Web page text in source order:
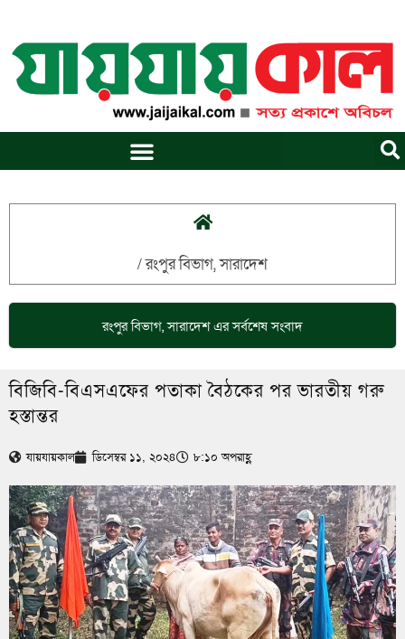
content
/রংপুর বিভাগ,সারাদেশ
রংপুর বিভাগ,সারাদেশএর সর্বশেষ সংবাদ
বিজিবি-বিএসএফের পতাকা বৈঠকের পর ভারতীয় গরু
হস্তান্তর
যায়যায়কাল ডিসেম্বর ১১, ২০২৪ ৮:১০ অপরাহ্ণ